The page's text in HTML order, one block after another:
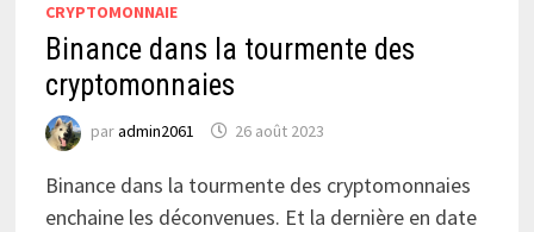
CRYPTOMONNAIE
Binance dans la tourmente des
cryptomonnaies
paradmin2061 26 août 2023
Binance dans la tourmente des cryptomonnaies
enchaine les déconvenues. Et la dernière en date